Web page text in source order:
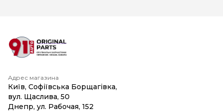
Адрес магазина
Київ, Софіївська Борщагівка,
вул. Щаслива, 50
Днепр, ул. Рабочая, 152